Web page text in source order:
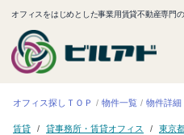
オフィスをはじめとした事業用賃貸不動産専門
オフィス探しＴＯＰ 物件一覧 物件詳細
賃貸 貸事務所・賃貸オフィス 東京